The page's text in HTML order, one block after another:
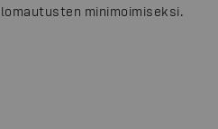
minimoimiseksi.